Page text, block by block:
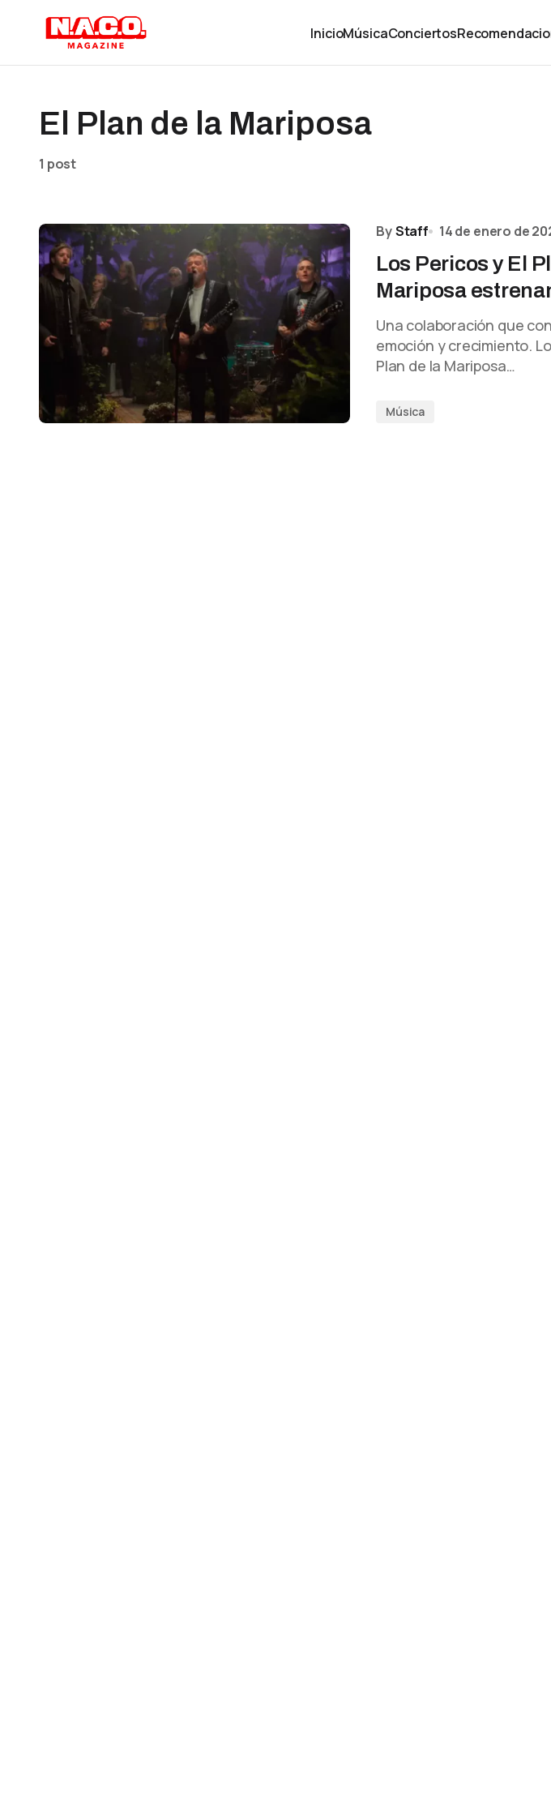
InicioMúsicaConciertos
El Plan de la Mariposa
1 post
ByStaff 14 de enero de
Los Pericos y El
Mariposa
Una colaboración que
emoción y crecimiento.
Plan de la Mariposa…
Música